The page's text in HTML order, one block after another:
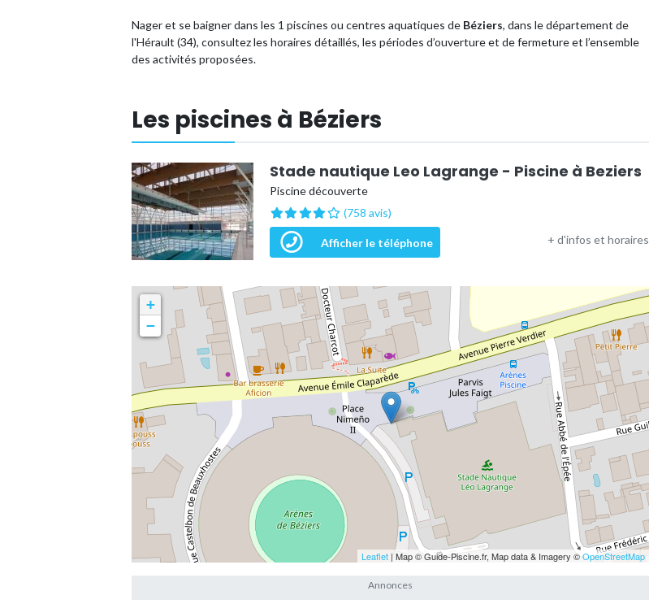
Nager et se baigner dans les 1 piscines ou centres aquatiques de Béziers, dans le département de
l'Hérault (34), consultez les horaires détaillés, les périodes d’ouverture et de fermeture et l’ensemble
des activités proposées.
Les piscines à Béziers
Stade nautique Leo Lagrange - Piscine à Beziers
Piscine découverte
(758 avis)
Afficher le téléphone + d'infos et horaires
+
−
Leaflet | Map © Guide-Piscine.fr, Map data & Imagery ©OpenStreetMap